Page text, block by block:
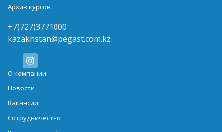
Архив курсов
+7(727)3771000
kazakhstan@pegast.com.kz
О компании
Новости
Вакансии
Сотрудничество